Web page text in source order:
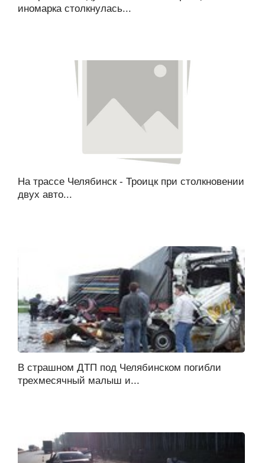
иномарка столкнулась...
На трассе Челябинск - Троицк при столкновении
двух авто...
В страшном ДТП под Челябинском погибли
трехмесячный малыш и...